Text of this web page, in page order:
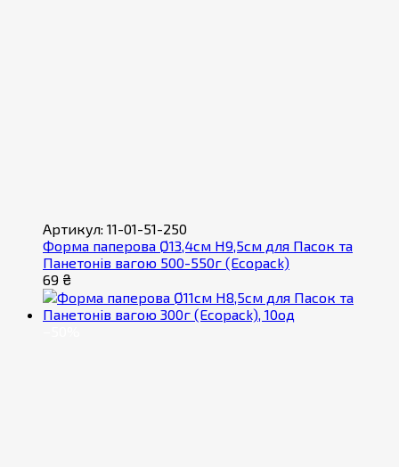
Артикул: 11-01-51-250
Форма паперова Ø13,4см H9,5см для Пасок та
Панетонів вагою 500-550г (Ecopack)
69 ₴